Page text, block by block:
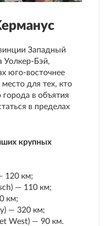
Западный
Уолкер-Бэй,
юго-восточнее
для тех, кто
в объятия
в пределах
крупных
120 км;
— 110 км;
км;
— 320 км;
West) — 90 км.